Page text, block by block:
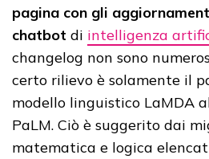
pagina con gli
chatbot di intelligenza
changelog non sono
certo rilievo è solamente il
modello linguistico LaMDA
PaLM. Ciò è suggerito dai
matematica e logica